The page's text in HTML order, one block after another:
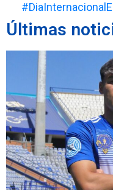
Últimas